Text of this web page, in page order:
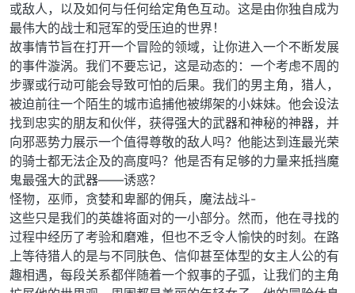
或敌人，以及如何与任何给定角色互动。这是由你独自成为
最伟大的战士和冠军的受压迫的世界！
故事情节旨在打开一个冒险的领域，让你进入一个不断发展
的事件漩涡。我们不要忘记，这是动态的：一个考虑不周的
步骤或行动可能会导致可怕的后果。我们的男主角，猎人，
被迫前往一个陌生的城市追捕他被绑架的小妹妹。他会设法
找到忠实的朋友和伙伴，获得强大的武器和神秘的神器，并
向邪恶势力展示一个值得尊敬的敌人吗？他能达到连最光荣
的骑士都无法企及的高度吗？他是否有足够的力量来抵挡魔
鬼最强大的武器——诱惑？
怪物，巫师，贪婪和卑鄙的佣兵，魔法战斗-
这些只是我们的英雄将面对的一小部分。然而，他在寻找的
过程中经历了考验和磨难，但也不乏令人愉快的时刻。在路
上等待猎人的是与不同肤色、信仰甚至体型的女主人公的有
趣相遇，每段关系都伴随着一个叙事的子弧，让我们的主角